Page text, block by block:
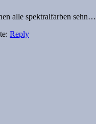
alle spektralfarben sehn…
Reply